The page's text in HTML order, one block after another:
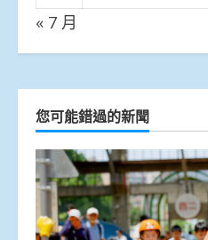
« 7 月
您可能錯過的新聞